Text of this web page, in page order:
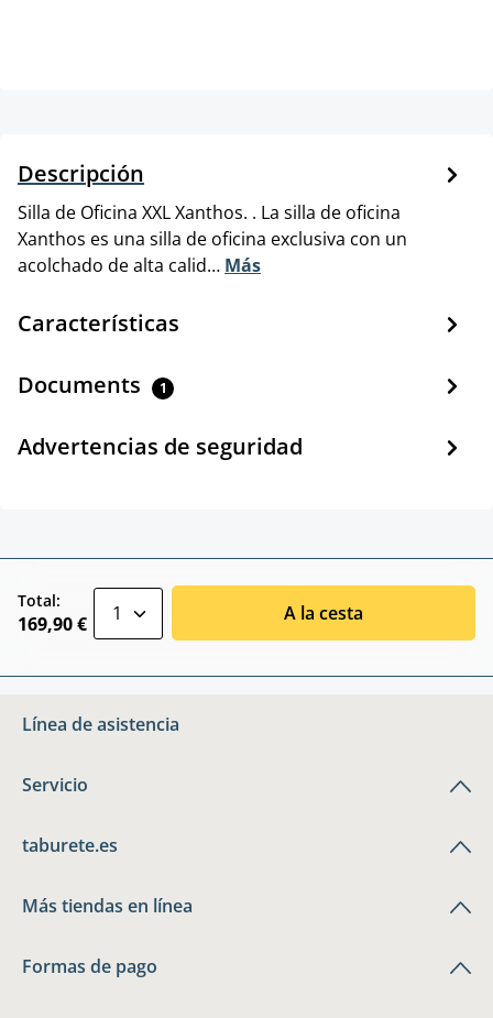
Descripción
Silla de Oficina XXL Xanthos. . La silla de oficina
Xanthos es una silla de oficina exclusiva con un
acolchado de alta calid… Más
Características
Documents 1
Advertencias de seguridad
Total:
169,90 € A la cesta
Línea de asistencia
Servicio
taburete.es
Más tiendas en línea
Formas de pago